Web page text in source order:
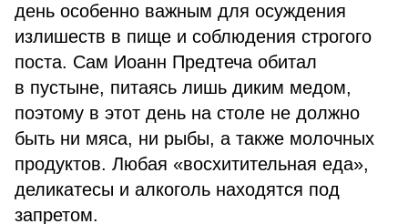
день особенно важным для осуждения
излишеств в пище и соблюдения строгого
поста. Сам Иоанн Предтеча обитал
в пустыне, питаясь лишь диким медом,
поэтому в этот день на столе не должно
быть ни мяса, ни рыбы, а также молочных
продуктов. Любая «восхитительная еда»,
деликатесы и алкоголь находятся под
запретом.